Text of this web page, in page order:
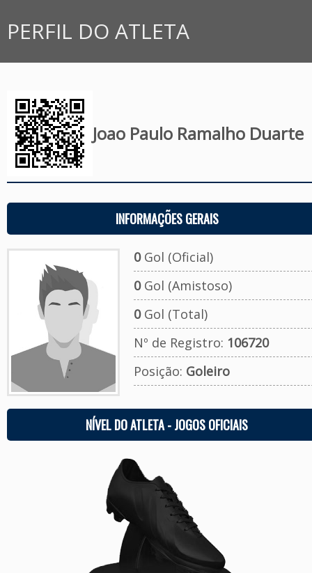
PERFIL DO ATLETA
Joao Paulo Ramalho Duarte
INFORMAÇÕES GERAIS
0Gol (Oficial)
0Gol (Amistoso)
0Gol (Total)
Nº de Registro: 106720
Posição: Goleiro
NÍVEL DO ATLETA - JOGOS OFICIAIS